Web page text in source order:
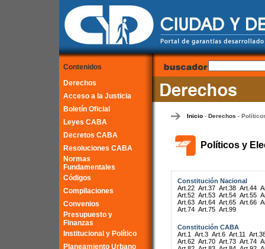
Contenidos
Derechos
Acceso a la Justicia
Boletín Oficial
Leyes CABA
Decretos CABA
Resoluciones CABA
Normas
Fundamentales
Códigos
Compilaciones
Convenios
Presupuesto y
Finanzas
Institucional y Político
Planeamiento Urbano
Inicio- Derechos -
Políticos y
Constitución Nacional
Art.22 Art.37 Art.38 Art.44
Art.52 Art.53 Art.54 Art.55
Art.63 Art.64 Art.65 Art.66
Art.74 Art.75 Art.99
Constitución CABA
Art.1
Art.3 Art.6 Art.11
Art.62 Art.70 Art.73 Art.74